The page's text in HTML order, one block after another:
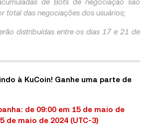
total das negociações dos usuários;
distribuídas entre os dias 17 e 21 de
à KuCoin! Ganhe uma parte de
de 09:00 em 15 de maio de
de maio de 2024 (UTC-3)